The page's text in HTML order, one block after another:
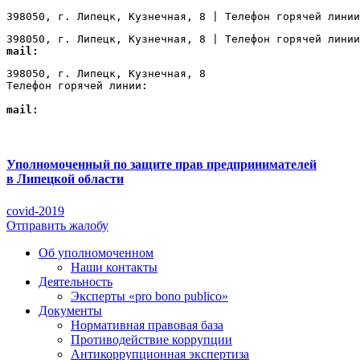
398050, г. Липецк, Кузнечная, 8 | Телефон горячей
398050, г. Липецк, Кузнечная, 8 | Телефон горячей
mail:
398050, г. Липецк, Кузнечная, 8
Телефон горячей линии:
mail:
Уполномоченный по защите прав предпринимателей
в Липецкой области
covid-2019
Отправить жалобу
Об уполномоченном
Наши контакты
Деятельность
Эксперты «pro bono publico»
Документы
Нормативная правовая база
Противодействие коррупции
Антикоррупционная экспертиза